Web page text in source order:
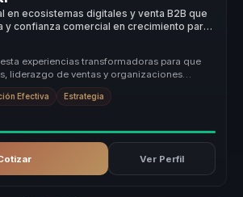
en ecosistemas digitales y venta B2B que
y confianza comercial en crecimiento para
experiencias transformadoras para que
liderazgo de ventas y organizaciones
Efectiva Estrategia
Ver Perfil